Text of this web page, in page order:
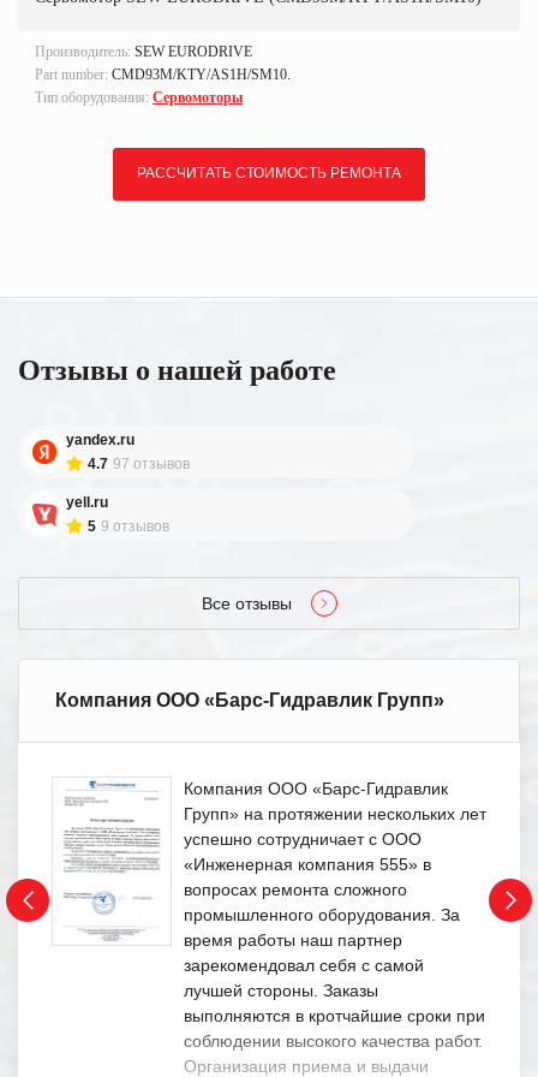
Производитель: SEW EURODRIVE
Part number: CMD93M/KTY/AS1H/SM10.
Тип оборудования: Сервомоторы
РАССЧИТАТЬ СТОИМОСТЬ РЕМОНТА
Отзывы о нашей работе
yandex.ru
4.7 97 отзывов
yell.ru
5 9 отзывов
Все отзывы
Компания ООО «Барс-Гидравлик Групп»
Компания ООО «Барс-Гидравлик
Групп» на протяжении нескольких лет
успешно сотрудничает с ООО
«Инженерная компания 555» в
вопросах ремонта сложного
промышленного оборудования. За
время работы наш партнер
зарекомендовал себя с самой
лучшей стороны. Заказы
выполняются в кротчайшие сроки при
соблюдении высокого качества работ.
Организация приема и выдачи